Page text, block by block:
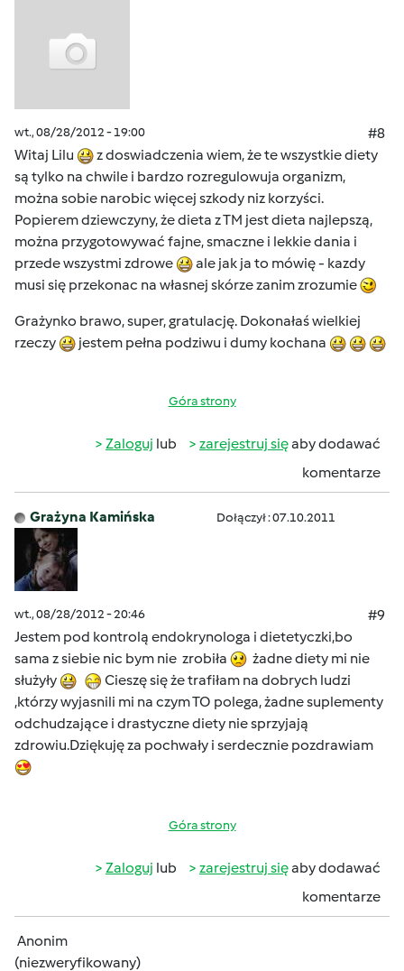
wt., 08/28/2012 - 19:00
#8
Witaj Lilu
z doswiadczenia wiem, że te wszystkie diety
są tylko na chwile i bardzo rozregulowuja organizm,
można sobie narobic więcej szkody niz korzyści.
Popierem dziewczyny, że dieta z TM jest dieta najlepszą,
można przygotowywać fajne, smaczne i lekkie dania i
przede wszystmi zdrowe
ale jak ja to mówię - kazdy
musi się przekonac na własnej skórze zanim zrozumie
Grażynko brawo, super, gratulację. Dokonałaś wielkiej
rzeczy
jestem pełna podziwu i dumy kochana
Góra strony
Zaloguj lub zarejestruj sięaby dodawać
komentarze
Grażyna Kamińska Dołączył : 07.10.2011
wt., 08/28/2012 - 20:46
#9
Jestem pod kontrolą endokrynologa i dietetyczki,bo
sama z siebie nic bym nie zrobiła
żadne diety mi nie
służyły
Cieszę się że trafiłam na dobrych ludzi
,którzy wyjasnili mi na czym TO polega, żadne suplementy
odchudzające i drastyczne diety nie sprzyjają
zdrowiu.Dziękuję za pochwały i serdecznie pozdrawiam
Góra strony
Zaloguj lub zarejestruj sięaby dodawać
komentarze
Anonim
(niezweryfikowany)